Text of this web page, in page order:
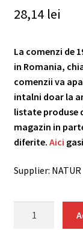
28,14 lei
La comenzi de
in Romania,
comenzii va
intalni doar la
listate produse
magazin in
diferite. Aici
Supplier: NATUR